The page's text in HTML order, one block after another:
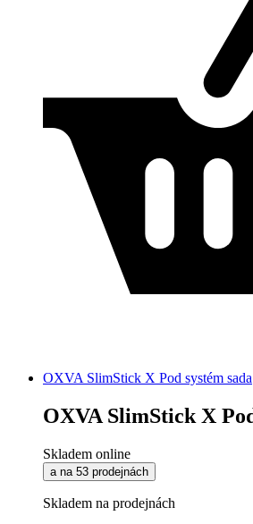
OXVA SlimStick X Pod systém sada
OXVA SlimStick X
Skladem online
a na 53 prodejnách
Skladem na prodejnách